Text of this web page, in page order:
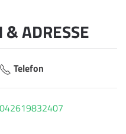
ADRESSE
Telefon
042619832407